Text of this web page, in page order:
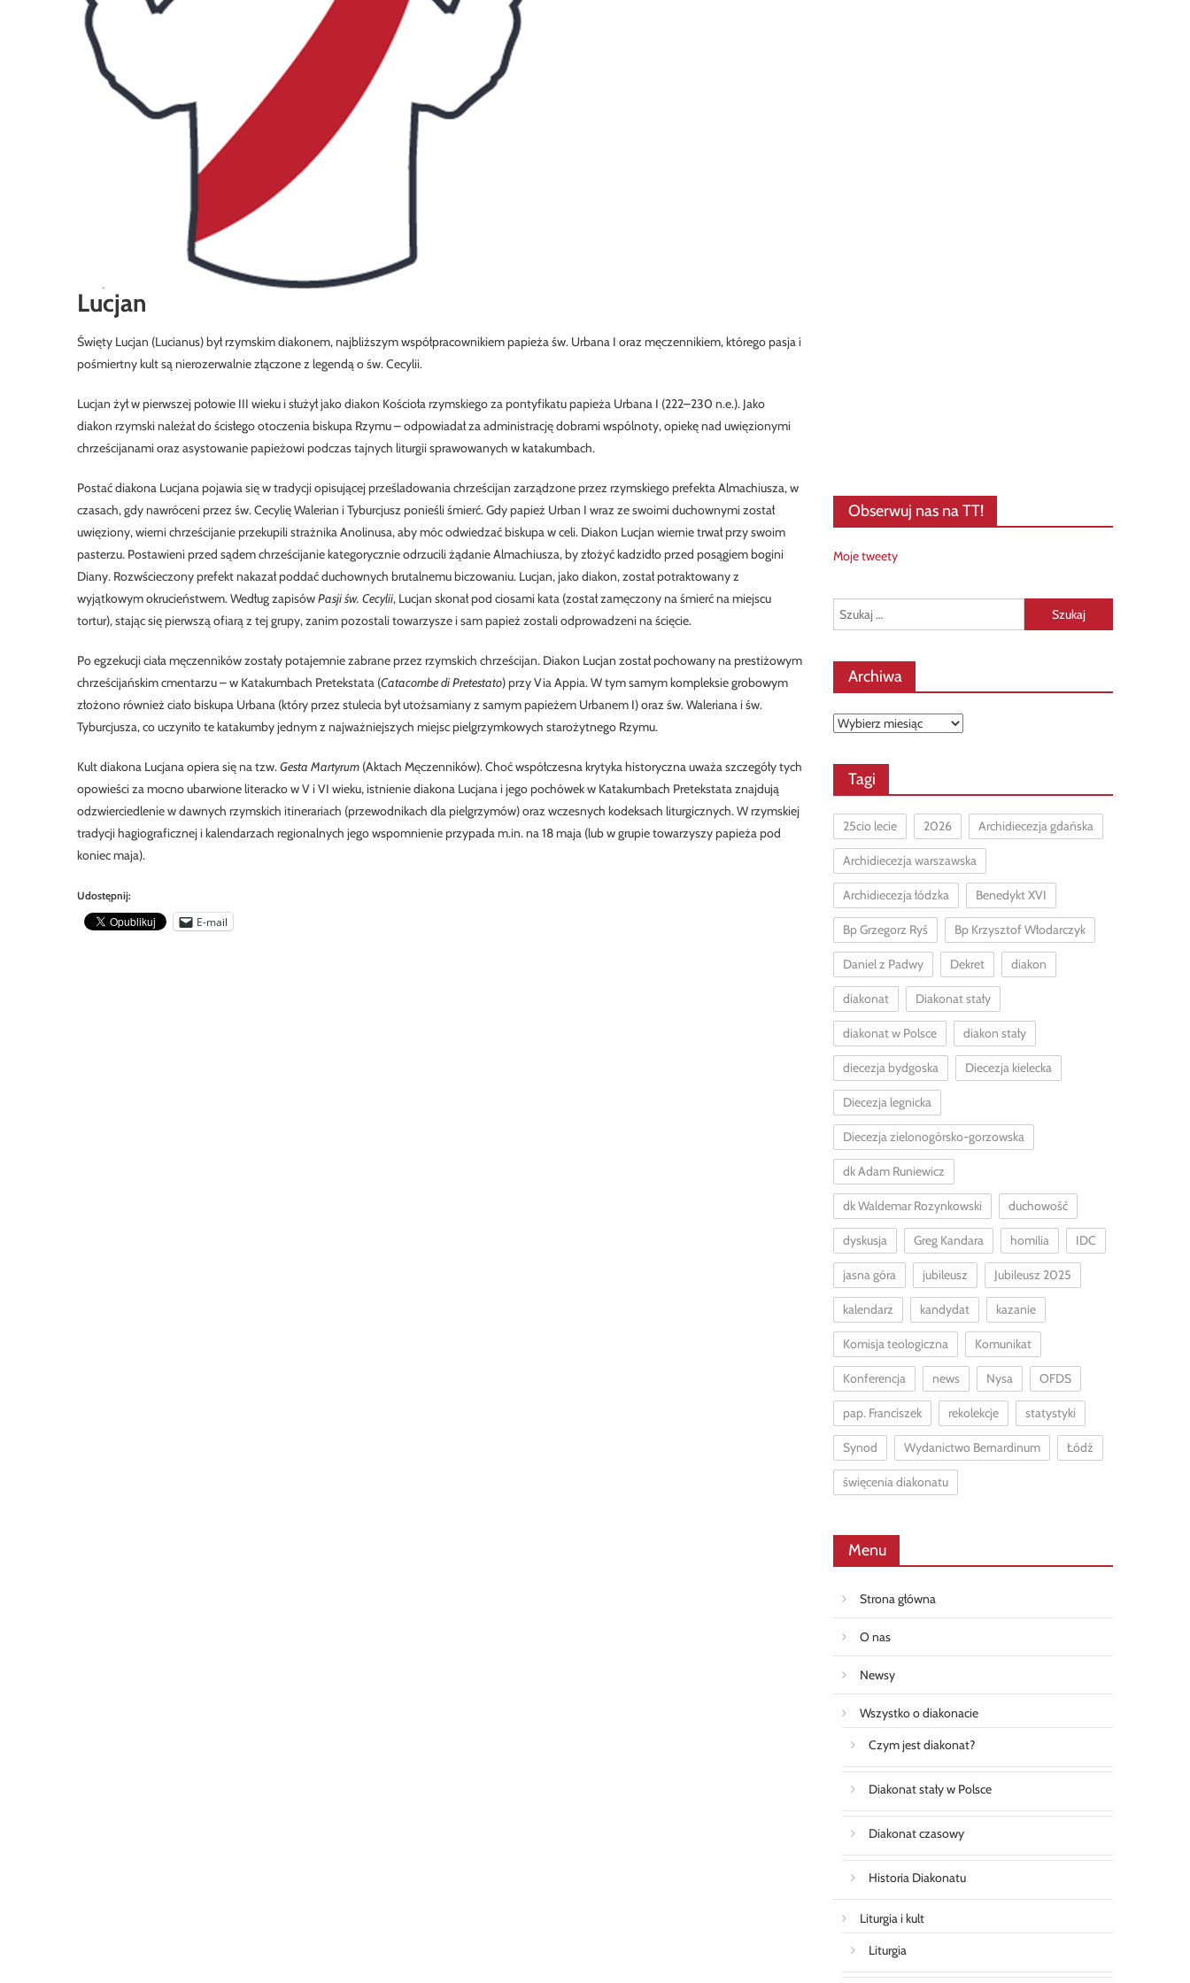
Lucjan
Święty Lucjan (Lucianus) był rzymskim diakonem, najbliższym współpracownikiem papieża św. Urbana I oraz męczennikiem, którego pasja i
pośmiertny kult są nierozerwalnie złączone z legendą o św. Cecylii.
Lucjan żył w pierwszej połowie III wieku i służył jako diakon Kościoła rzymskiego za pontyfikatu papieża Urbana I (222–230 n.e.). Jako
diakon rzymski należał do ścisłego otoczenia biskupa Rzymu – odpowiadał za administrację dobrami wspólnoty, opiekę nad uwięzionymi
chrześcijanami oraz asystowanie papieżowi podczas tajnych liturgii sprawowanych w katakumbach.
Postać diakona Lucjana pojawia się w tradycji opisującej prześladowania chrześcijan zarządzone przez rzymskiego prefekta Almachiusza, w
czasach, gdy nawróceni przez św. Cecylię Walerian i Tyburcjusz ponieśli śmierć. Gdy papież Urban I wraz ze swoimi duchownymi został
uwięziony, wierni chrześcijanie przekupili strażnika Anolinusa, aby móc odwiedzać biskupa w celi. Diakon Lucjan wiernie trwał przy swoim
pasterzu. Postawieni przed sądem chrześcijanie kategorycznie odrzucili żądanie Almachiusza, by złożyć kadzidło przed posągiem bogini
Diany. Rozwścieczony prefekt nakazał poddać duchownych brutalnemu biczowaniu. Lucjan, jako diakon, został potraktowany z
wyjątkowym okrucieństwem. Według zapisówPasji św. Cecylii, Lucjan skonał pod ciosami kata (został zamęczony na śmierć na miejscu
tortur), stając się pierwszą ofiarą z tej grupy, zanim pozostali towarzysze i sam papież zostali odprowadzeni na ścięcie.
Po egzekucji ciała męczenników zostały potajemnie zabrane przez rzymskich chrześcijan. Diakon Lucjan został pochowany na prestiżowym
chrześcijańskim cmentarzu – w Katakumbach Pretekstata (Catacombe di Pretestato) przy Via Appia. W tym samym kompleksie grobowym
złożono również ciało biskupa Urbana (który przez stulecia był utożsamiany z samym papieżem Urbanem I) oraz św. Waleriana i św.
Tyburcjusza, co uczyniło te katakumby jednym z najważniejszych miejsc pielgrzymkowych starożytnego Rzymu.
Kult diakona Lucjana opiera się na tzw.Gesta Martyrum (Aktach Męczenników). Choć współczesna krytyka historyczna uważa szczegóły tych
opowieści za mocno ubarwione literacko w V i VI wieku, istnienie diakona Lucjana i jego pochówek w Katakumbach Pretekstata znajdują
odzwierciedlenie w dawnych rzymskich itinerariach (przewodnikach dla pielgrzymów) oraz wczesnych kodeksach liturgicznych. W rzymskiej
tradycji hagiograficznej i kalendarzach regionalnych jego wspomnienie przypada m.in. na 18 maja (lub w grupie towarzyszy papieża pod
koniec maja).
Udostępnij:
E-mail
Obserwuj nas na TT!
Moje tweety
Szukaj:
Archiwa
Archiwa
Tagi
25cio lecie 2026 Archidiecezja gdańska
Archidiecezja warszawska
Archidiecezja łódzka Benedykt XVI
Bp Grzegorz Ryś Bp Krzysztof Włodarczyk
Daniel z Padwy Dekret diakon
diakonat Diakonat stały
diakonat w Polsce diakon stały
diecezja bydgoska Diecezja kielecka
Diecezja legnicka
Diecezja zielonogórsko-gorzowska
dk Adam Runiewicz
dk Waldemar Rozynkowski duchowość
dyskusja Greg Kandara homilia IDC
jasna góra jubileusz Jubileusz 2025
kalendarz kandydat kazanie
Komisja teologiczna Komunikat
Konferencja news Nysa OFDS
pap. Franciszek rekolekcje statystyki
Synod Wydanictwo Bernardinum Łódź
święcenia diakonatu
Menu
Strona główna
O nas
Newsy
Wszystko o diakonacie
Czym jest diakonat?
Diakonat stały w Polsce
Diakonat czasowy
Historia Diakonatu
Liturgia i kult
Liturgia